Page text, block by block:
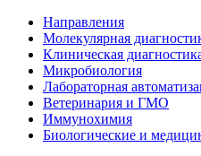
Направления
Молекулярная
Клиническая
Микробиология
Лабораторная
Ветеринария и ГМО
Иммунохимия
Биологические и